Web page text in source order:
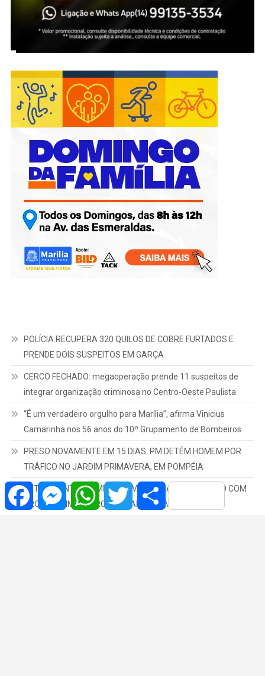
POLÍCIA RECUPERA 320 QUILOS DE COBRE FURTADOS E
PRENDE DOIS SUSPEITOS EM GARÇA
CERCO FECHADO: megaoperação prende 11 suspeitos de
integrar organização criminosa no Centro-Oeste Paulista
“É um verdadeiro orgulho para Marília”, afirma Vinicius
Camarinha nos 56 anos do 10º Grupamento de Bombeiros
PRESO NOVAMENTE EM 15 DIAS: PM DETÉM HOMEM POR
TRÁFICO NO JARDIM PRIMAVERA, EM POMPÉIA
ENTREGA INTERROMPIDA LEVA PM A APARTAMENTO COM
DROGAS, SIMULACRO E BALANÇAS EM MARÍLIA
FacebookMessengerWhatsAppTwitter Share